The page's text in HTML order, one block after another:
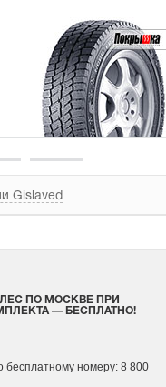
Gislaved
ПО МОСКВЕ ПРИ
— БЕСПЛАТНО!
бесплатному номеру: 8 800